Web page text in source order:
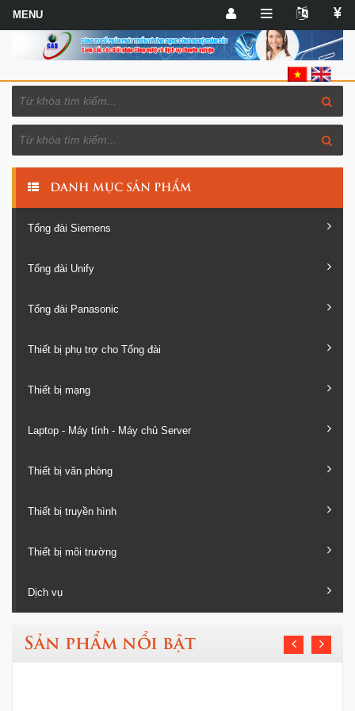
DANH MỤC SẢN PHẨM
Tổng đài Siemens
Tổng đài Unify
Tổng đài Panasonic
Thiết bị phụ trợ cho Tổng đài
Thiết bị mạng
Laptop - Máy tính - Máy chủ Server
Thiết bị văn phòng
Thiết bị truyền hình
Thiết bị môi trường
Dịch vụ
Sản phẩm nổi bật